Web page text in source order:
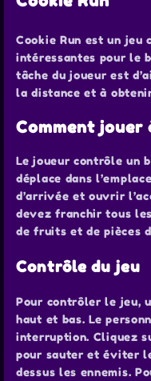
Cookie Run est un jeu
intéressantes pour le
tâche du joueur est
la distance et à
Comment jouer
Le joueur contrôle un
déplace dans
d’arrivée et ouvrir
devez franchir tous
de fruits et de pièces
Contrôle du jeu
Pour contrôler le jeu,
haut et bas. Le
interruption. Cliquez
pour sauter et éviter
dessus les ennemis.